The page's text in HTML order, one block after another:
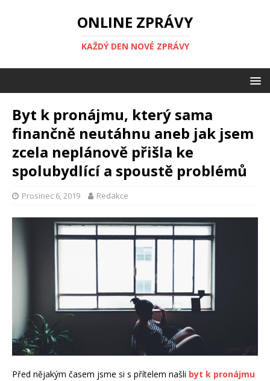
ONLINE ZPRÁVY
KAŽDÝ DEN NOVÉ ZPRÁVY
Byt k pronájmu, který sama
finančně neutáhnu aneb jak jsem
zcela neplánově přišla ke
spolubydlící a spoustě problémů
Prosinec 6, 2019 Redakce
Před nějakým časem jsme si s přítelem našli byt k pronájmu